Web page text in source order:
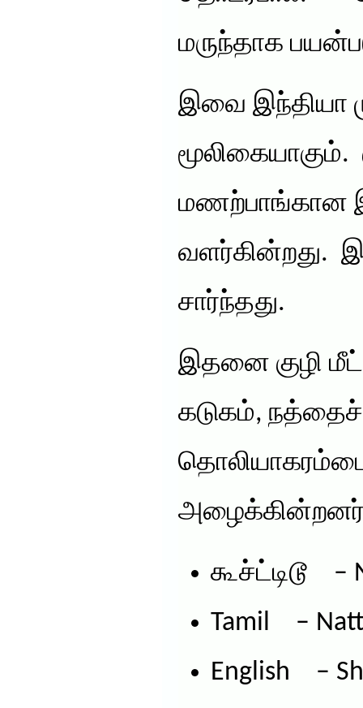
மருந்தாக
இவை இந்தியா
மூலிகையாகும்.
மணற்பாங்கான
வளர்கின்றது.
சார்ந்தது.
இதனை குழி
கடுகம்,
கூச்ட்டிடூ –
Tamil –
English –